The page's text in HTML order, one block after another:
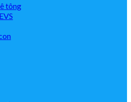
tông